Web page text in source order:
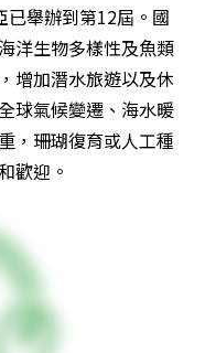
已舉辦到第12屆。國
洋生物多樣性及魚類
增加潛水旅遊以及休
球氣候變遷、海水暖
，珊瑚復育或人工種
歡迎。